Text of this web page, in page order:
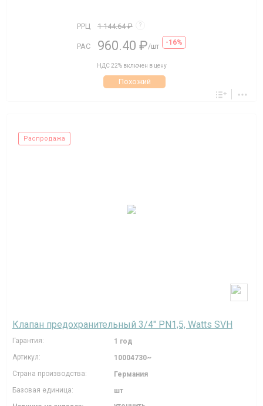
РРЦ 1 144.64 ₽ ?
РАС 960.40 ₽/шт -16%
НДС 22% включен в цену
Похожий
Распродажа
Клапан предохранительный 3/4" PN1,5, Watts SVH
Гарантия:
1 год
Артикул:
10004730~
Страна производства:
Германия
Базовая единица:
шт